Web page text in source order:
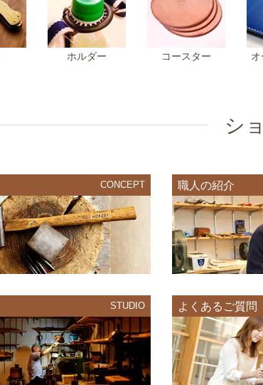
ホルダー コースター
シ
CONCEPT 職人の紹介
STUDIO よくあるご質問